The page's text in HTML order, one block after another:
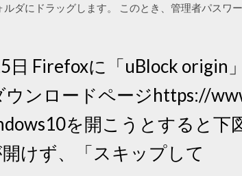
ルダにドラッグします。 このとき、管理者パス
日 Firefoxに「uBlock origin
ンロードページhttps://
を開こうとすると下
けず、「スキップして